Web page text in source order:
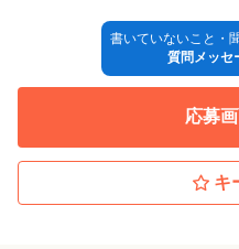
ショートにしたいと言ったら、
何度も長さを調整してくださ
担当のスタイリストさんも他
私のことを覚えててくれてとて
高還元の給与システムや、土
スタッフ同士の仲の良さやチ
いきませんか？
ご応募のうえ、ぜひ一度お話
●ご経歴確認の上、リジョブの
だきます。
●サロン見学&カジュアル面談
※応募フォームにてご希望の候
書いていないこと・
質問メッセ
応募
キ